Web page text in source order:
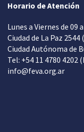
Horario de Atención
Lunes a Viernes de 09
Ciudad de La Paz
Ciudad Autónoma de
Tel: +54 11 4780 4202
info@feva.org.ar